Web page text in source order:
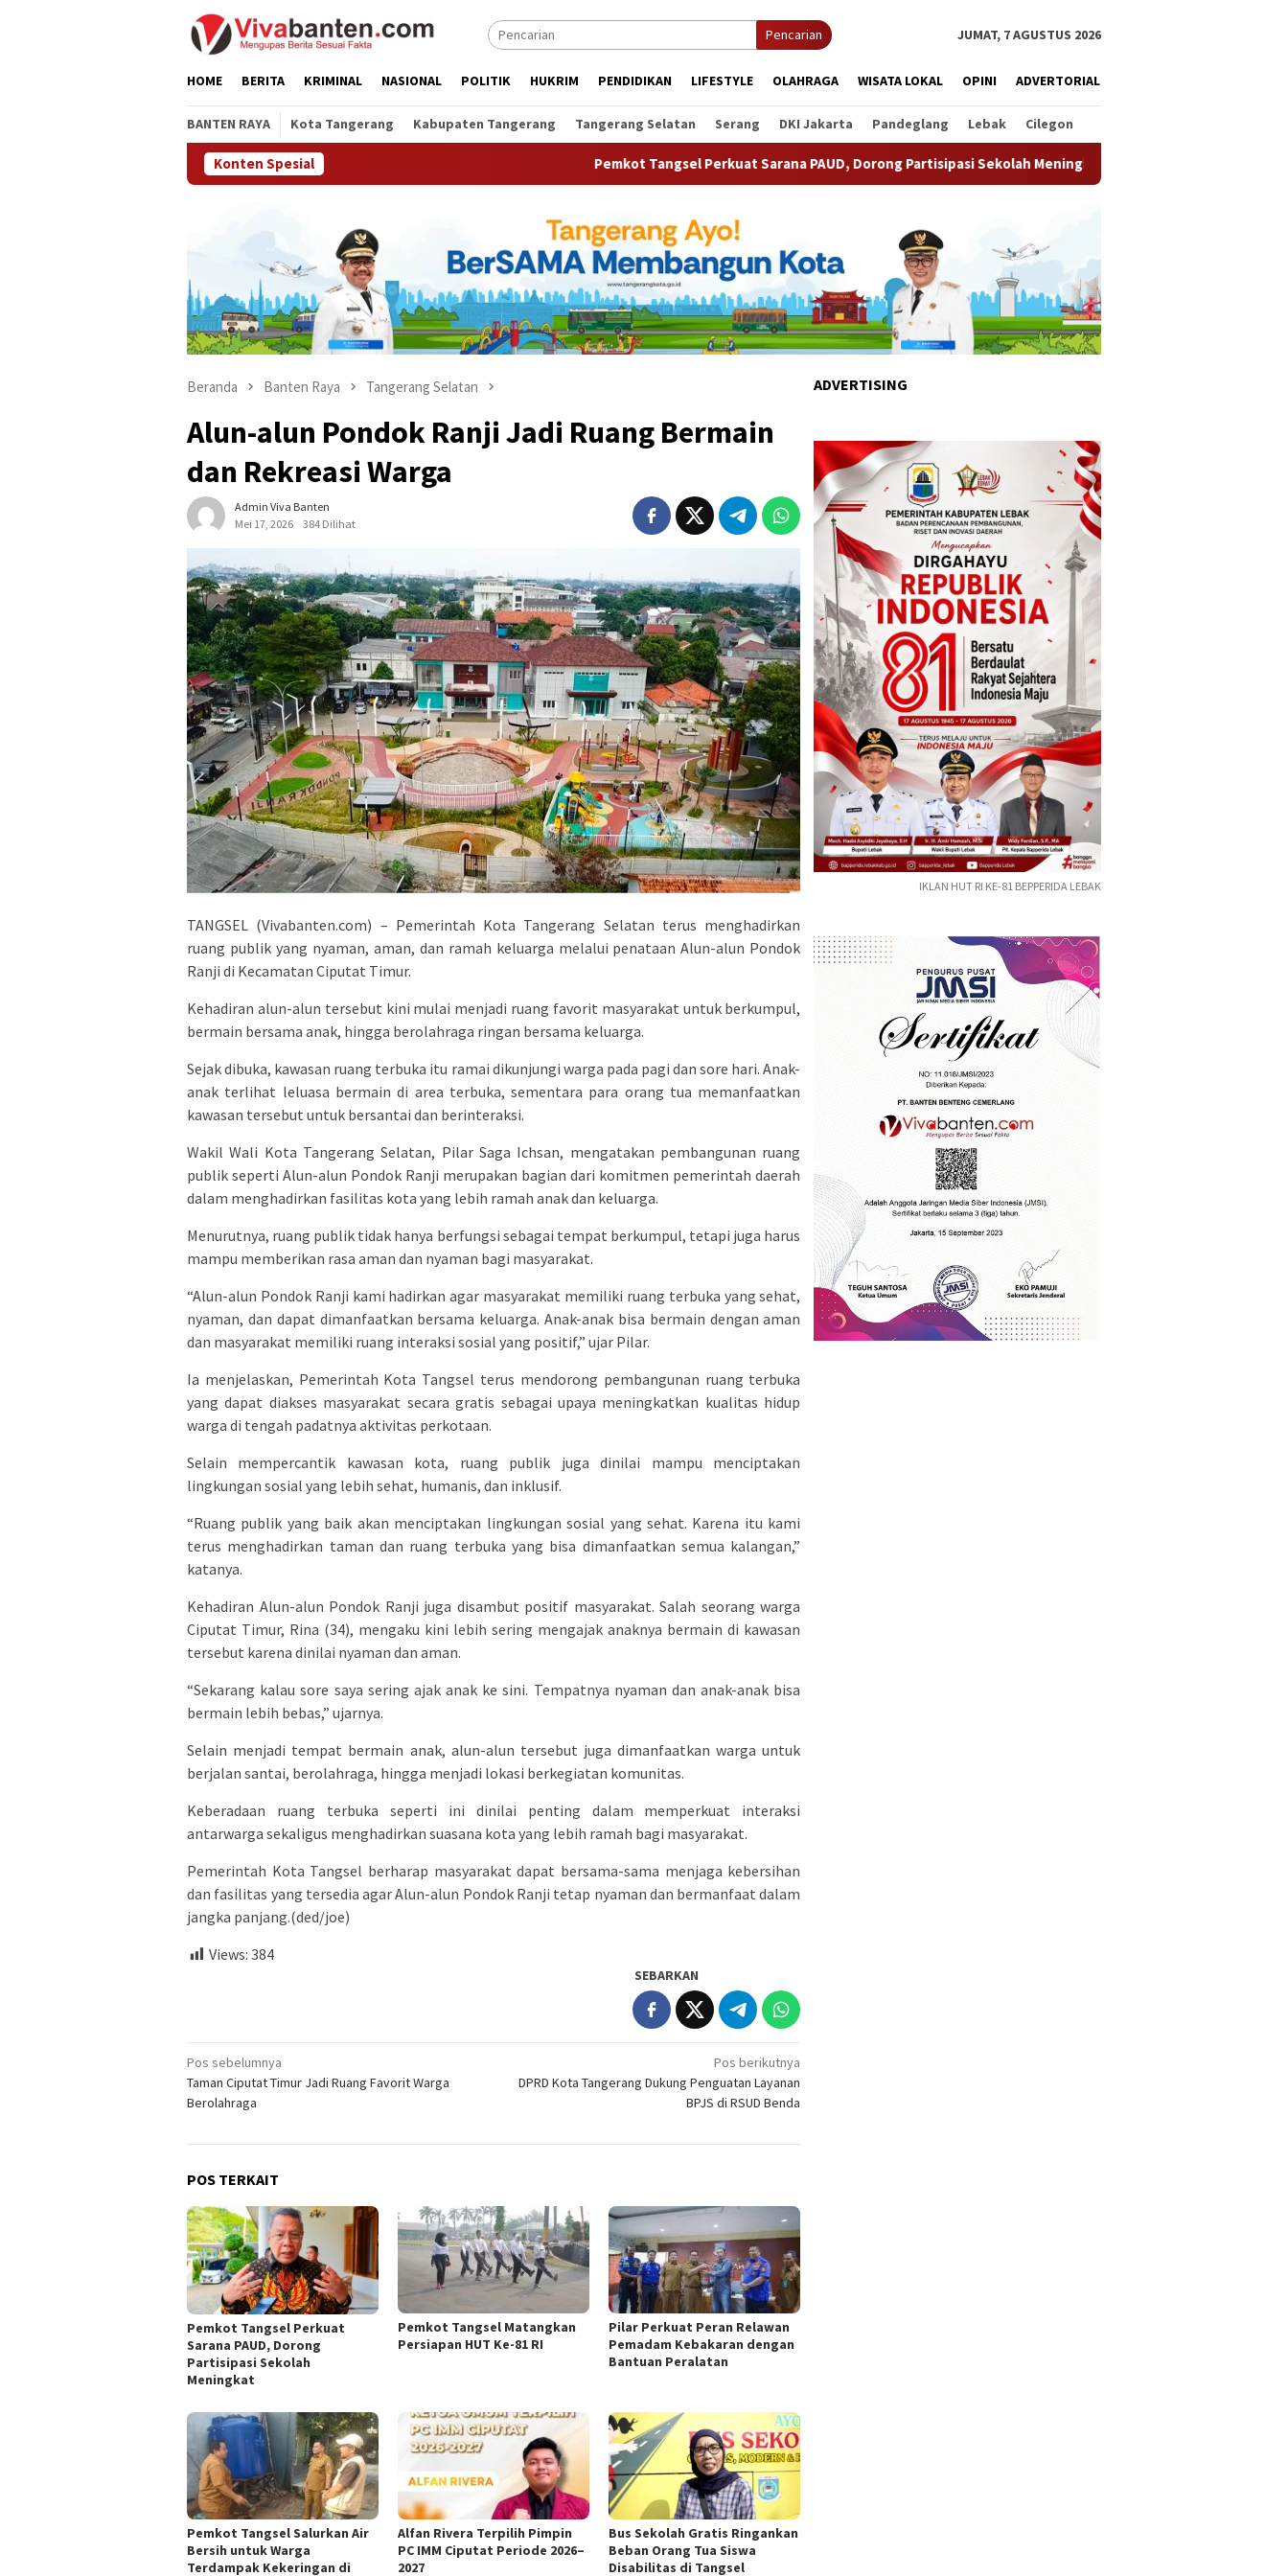
Pencarian JUMAT, 7 AGUSTUS 2026
HOME BERITA KRIMINAL NASIONAL POLITIK HUKRIM PENDIDIKAN LIFESTYLE OLAHRAGA WISATA LOKAL OPINI ADVERTORIAL
BANTEN RAYA Kota Tangerang Kabupaten Tangerang Tangerang Selatan Serang DKI Jakarta Pandeglang Lebak Cilegon
Konten Spesial Pemkot Tangsel Perkuat Sarana PAUD, Dorong Partisipasi Sekolah Meningkat Pemkot Tangsel Matangkan Persiapan
Beranda Banten Raya Tangerang Selatan
Alun-alun Pondok Ranji Jadi Ruang Bermain
dan Rekreasi Warga
Admin Viva Banten
Mei 17, 2026
384 Dilihat
TANGSEL (Vivabanten.com) – Pemerintah Kota Tangerang Selatan terus menghadirkan
ruang publik yang nyaman, aman, dan ramah keluarga melalui penataan Alun-alun Pondok
Ranji di Kecamatan Ciputat Timur.
Kehadiran alun-alun tersebut kini mulai menjadi ruang favorit masyarakat untuk berkumpul,
bermain bersama anak, hingga berolahraga ringan bersama keluarga.
Sejak dibuka, kawasan ruang terbuka itu ramai dikunjungi warga pada pagi dan sore hari. Anak-
anak terlihat leluasa bermain di area terbuka, sementara para orang tua memanfaatkan
kawasan tersebut untuk bersantai dan berinteraksi.
Wakil Wali Kota Tangerang Selatan, Pilar Saga Ichsan, mengatakan pembangunan ruang
publik seperti Alun-alun Pondok Ranji merupakan bagian dari komitmen pemerintah daerah
dalam menghadirkan fasilitas kota yang lebih ramah anak dan keluarga.
Menurutnya, ruang publik tidak hanya berfungsi sebagai tempat berkumpul, tetapi juga harus
mampu memberikan rasa aman dan nyaman bagi masyarakat.
“Alun-alun Pondok Ranji kami hadirkan agar masyarakat memiliki ruang terbuka yang sehat,
nyaman, dan dapat dimanfaatkan bersama keluarga. Anak-anak bisa bermain dengan aman
dan masyarakat memiliki ruang interaksi sosial yang positif,” ujar Pilar.
Ia menjelaskan, Pemerintah Kota Tangsel terus mendorong pembangunan ruang terbuka
yang dapat diakses masyarakat secara gratis sebagai upaya meningkatkan kualitas hidup
warga di tengah padatnya aktivitas perkotaan.
Selain mempercantik kawasan kota, ruang publik juga dinilai mampu menciptakan
lingkungan sosial yang lebih sehat, humanis, dan inklusif.
“Ruang publik yang baik akan menciptakan lingkungan sosial yang sehat. Karena itu kami
terus menghadirkan taman dan ruang terbuka yang bisa dimanfaatkan semua kalangan,”
katanya.
Kehadiran Alun-alun Pondok Ranji juga disambut positif masyarakat. Salah seorang warga
Ciputat Timur, Rina (34), mengaku kini lebih sering mengajak anaknya bermain di kawasan
tersebut karena dinilai nyaman dan aman.
“Sekarang kalau sore saya sering ajak anak ke sini. Tempatnya nyaman dan anak-anak bisa
bermain lebih bebas,” ujarnya.
Selain menjadi tempat bermain anak, alun-alun tersebut juga dimanfaatkan warga untuk
berjalan santai, berolahraga, hingga menjadi lokasi berkegiatan komunitas.
Keberadaan ruang terbuka seperti ini dinilai penting dalam memperkuat interaksi
antarwarga sekaligus menghadirkan suasana kota yang lebih ramah bagi masyarakat.
Pemerintah Kota Tangsel berharap masyarakat dapat bersama-sama menjaga kebersihan
dan fasilitas yang tersedia agar Alun-alun Pondok Ranji tetap nyaman dan bermanfaat dalam
jangka panjang.(ded/joe)
Views: 384
SEBARKAN
Navigasi
pos
Pos sebelumnya
Taman Ciputat Timur Jadi Ruang Favorit Warga
Berolahraga
Pos berikutnya
DPRD Kota Tangerang Dukung Penguatan Layanan
BPJS di RSUD Benda
POS TERKAIT
Pemkot Tangsel Perkuat
Sarana PAUD, Dorong
Partisipasi Sekolah
Meningkat
Pemkot Tangsel Matangkan
Persiapan HUT Ke-81 RI
Pilar Perkuat Peran Relawan
Pemadam Kebakaran dengan
Bantuan Peralatan
Pemkot Tangsel Salurkan Air
Bersih untuk Warga
Terdampak Kekeringan di
Alfan Rivera Terpilih Pimpin
PC IMM Ciputat Periode 2026–
2027
Bus Sekolah Gratis Ringankan
Beban Orang Tua Siswa
Disabilitas di Tangsel
ADVERTISING
IKLAN HUT RI KE-81 BEPPERIDA LEBAK